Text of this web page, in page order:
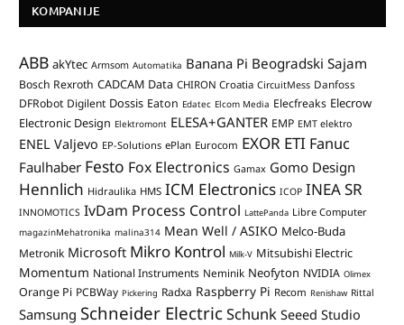
KOMPANIJE
ABB akYtec Armsom Automatika Banana Pi Beogradski Sajam
Bosch Rexroth CADCAM Data CHIRON Croatia CircuitMess Danfoss
DFRobot Digilent Dossis Eaton Edatec Elcom Media Elecfreaks Elecrow
Electronic Design Elektromont ELESA+GANTER EMP EMT elektro
ENEL Valjevo EP-Solutions ePlan Eurocom EXOR ETI Fanuc
Faulhaber Festo Fox Electronics Gamax Gomo Design
Hennlich Hidraulika HMS ICM Electronics ICOP INEA SR
INNOMOTICS IvDam Process Control LattePanda Libre Computer
magazinMehatronika malina314 Mean Well / ASIKO Melco-Buda
Metronik Microsoft Mikro Kontrol Milk-V Mitsubishi Electric
Momentum National Instruments Neminik Neofyton NVIDIA Olimex
Orange Pi PCBWay Pickering Radxa Raspberry Pi Recom Renishaw Rittal
Samsung Schneider ElectricSchunk Seeed Studio